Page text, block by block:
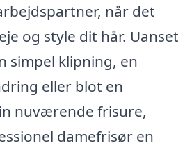
når det
og style dit hår. Uanset
simpel klipning, en
eller blot en
nuværende frisure,
damefrisør en